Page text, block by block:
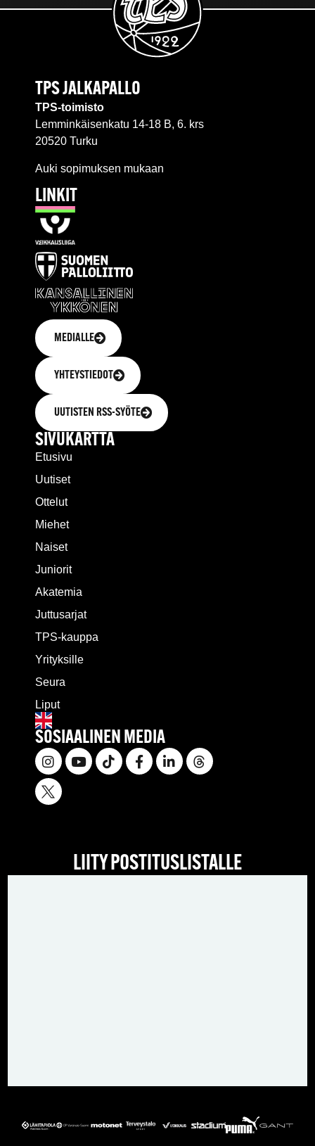
TPS JALKAPALLO
TPS-toimisto
Lemminkäisenkatu 14-18 B, 6. krs
20520 Turku
Auki sopimuksen mukaan
LINKIT
MEDIALLE
YHTEYSTIEDOT
UUTISTEN RSS-SYÖTE
SIVUKARTTA
Etusivu
Uutiset
Ottelut
Miehet
Naiset
Juniorit
Akatemia
Juttusarjat
TPS-kauppa
Yrityksille
Seura
Liput
SOSIAALINEN MEDIA
LIITY POSTITUSLISTALLE